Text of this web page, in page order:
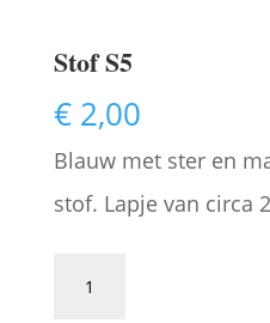
Stof S5
€2,00
Blauw met ster en
stof. Lapje van circa
Stof